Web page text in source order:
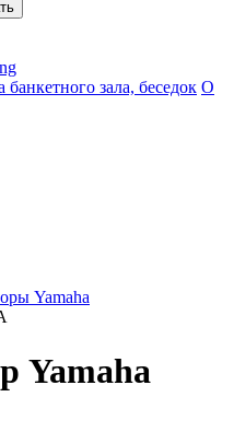
банкетного зала, беседок О
Yamaha
Yamaha